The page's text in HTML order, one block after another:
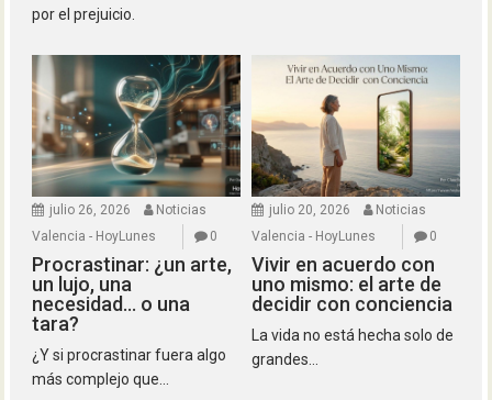
por el prejuicio.
julio 26, 2026
Noticias
Valencia - HoyLunes
0
Procrastinar: ¿un arte,
un lujo, una
necesidad… o una
tara?
¿Y si procrastinar fuera algo
más complejo que...
julio 20, 2026
Noticias
Valencia - HoyLunes
0
Vivir en acuerdo con
uno mismo: el arte de
decidir con conciencia
La vida no está hecha solo de
grandes...